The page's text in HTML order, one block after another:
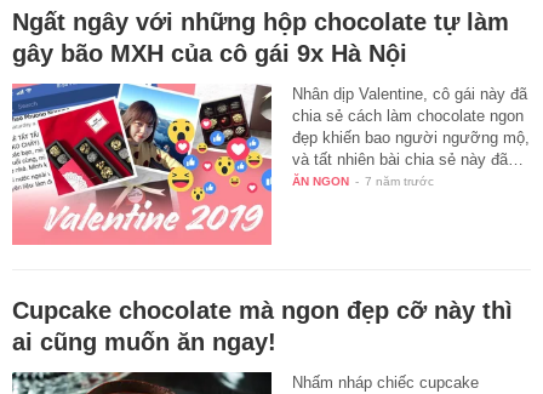
Ngất ngây với những hộp chocolate tự làm
gây bão MXH của cô gái 9x Hà Nội
Nhân dịp Valentine, cô gái này đã
chia sẻ cách làm chocolate ngon
đẹp khiến bao người ngưỡng mộ,
và tất nhiên bài chia sẻ này đã…
ĂN NGON - 7 năm trước
Cupcake chocolate mà ngon đẹp cỡ này thì
ai cũng muốn ăn ngay!
Nhấm nháp chiếc cupcake